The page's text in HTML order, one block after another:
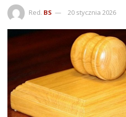
Red. BS 20 stycznia 2026